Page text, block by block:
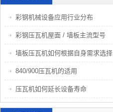
彩钢机械设备应用行业分布
彩钢压瓦机屋面 / 墙板主流型号
墙板压瓦机如何根据自身需求选择
840/900压瓦机的适用
压瓦机如何延长设备寿命